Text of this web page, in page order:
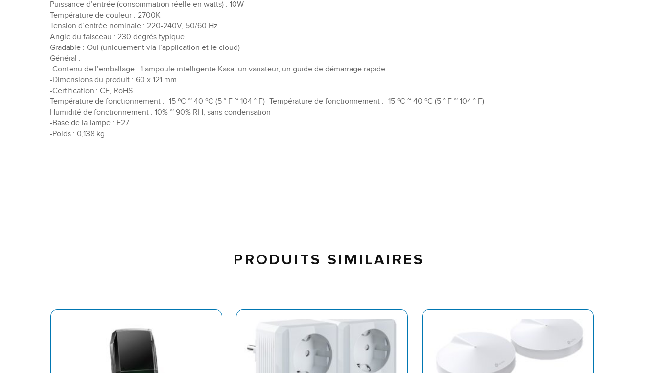
Puissance d’entrée (consommation réelle en watts) : 10W
Température de couleur : 2700K
Tension d’entrée nominale : 220-240V, 50/60 Hz
Angle du faisceau : 230 degrés typique
Gradable : Oui (uniquement via l’application et le cloud)
Général :
-Contenu de l’emballage : 1 ampoule intelligente Kasa, un variateur, un guide de démarrage rapide.
-Dimensions du produit : 60 x 121 mm
-Certification : CE, RoHS
Température de fonctionnement : -15 ºC ~ 40 ºC (5 ° F ~ 104 ° F) -Température de fonctionnement : -15 ºC ~ 40 ºC (5 ° F ~ 104 ° F)
Humidité de fonctionnement : 10% ~ 90% RH, sans condensation
-Base de la lampe : E27
-Poids : 0,138 kg
PRODUITS SIMILAIRES